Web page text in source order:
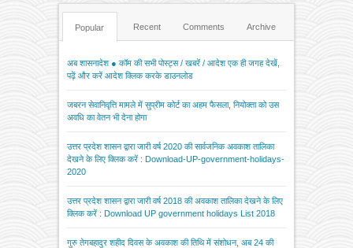
Popular Recent Comments Archive
अब शासनादेश ● कॉम की सभी पोस्ट्स / खबरें / आदेश एक ही जगह देखें,
पढ़ें और करें आदेश क्लिक करके डाउनलोड
जबरन सेवानिवृत्ति मामले में सुप्रीम कोर्ट का अहम फैसला, नियोक्ता को उस
अवधि का वेतन भी देना होगा
उत्तर प्रदेश शासन द्वारा जारी वर्ष 2020 की सार्वजनिक अवकाश तालिका
देखने के लिए क्लिक करें : Download-UP-government-holidays-
2020
उत्तर प्रदेश शासन द्वारा जारी वर्ष 2018 की अवकाश तालिका देखने के लिए
क्लिक करें : Download UP government holidays List 2018
गुरु तेगबहादुर शहीद दिवस के अवकाश की तिथि में संशोधन, अब 24 की